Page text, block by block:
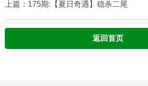
上篇：175期:【夏日奇遇】稳杀二尾
返回首页